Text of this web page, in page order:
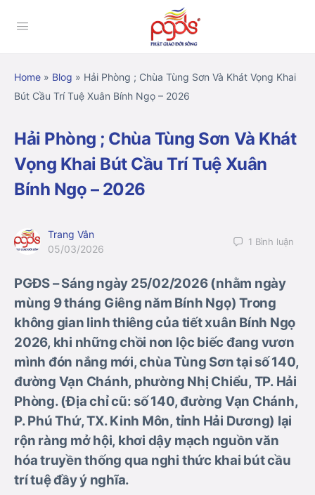
Home » Blog » Hải Phòng ; Chùa Tùng Sơn Và Khát Vọng Khai
Bút Cầu Trí Tuệ Xuân Bính Ngọ – 2026
Hải Phòng ; Chùa Tùng Sơn Và Khát
Vọng Khai Bút Cầu Trí Tuệ Xuân
Bính Ngọ – 2026
Trang Vân
05/03/2026
1 Bình luận
PGĐS – Sáng ngày 25/02/2026 (nhằm ngày
mùng 9 tháng Giêng năm Bính Ngọ)Trong
không gian linh thiêng của tiết xuân Bính Ngọ
2026, khi những chồi non lộc biếc đang vươn
mình đón nắng mới, chùa Tùng Sơn tại số 140,
đường Vạn Chánh, phường Nhị Chiểu, TP. Hải
Phòng. (Địa chỉ cũ: số 140, đường Vạn Chánh,
P. Phú Thứ, TX. Kinh Môn, tỉnh Hải Dương) lại
rộn ràng mở hội, khơi dậy mạch nguồn văn
hóa truyền thống qua nghi thức khai bút cầu
trí tuệ đầy ý nghĩa.